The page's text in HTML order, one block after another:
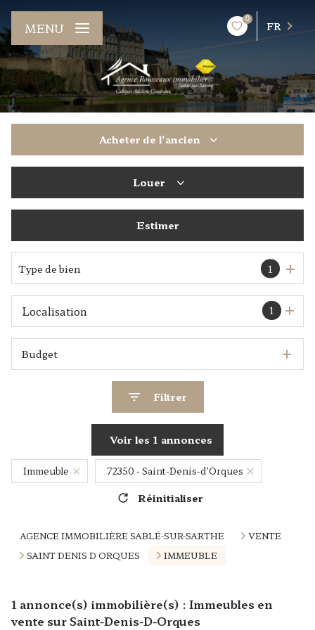
0
FR
MENU
Acheter de l'ancien
Louer
De l'immo pro
Estimer
Type de bien 1
1
Localisation
Budget
Filtrer
Voir les 1 annonces
Immeuble 72350 - Saint-Denis-d'Orques
Réinitialiser
AGENCE IMMOBILIÈRE SABLÉ-SUR-SARTHE
VENTE
SAINT DENIS D ORQUES
IMMEUBLE
1 annonce(s) immobilière(s) : Immeubles en
vente sur Saint-Denis-D-Orques